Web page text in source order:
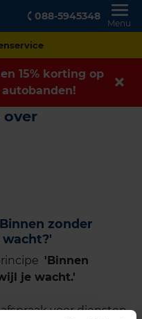
088-5945348
Menu
en 15% korting op
autobanden!
over
zonder
'Binnen
je wacht.'
voor diensten